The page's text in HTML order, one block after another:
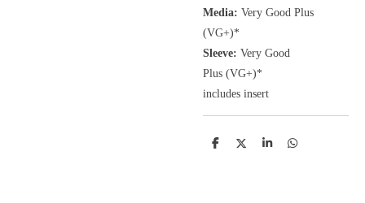
Media: Very Good Plus
(VG+)*
Sleeve: Very Good
Plus (VG+)*
includes insert
D
D
S
D